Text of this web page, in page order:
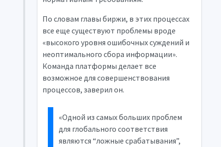
По словам главы биржи, в этих процессах
все еще существуют проблемы вроде
«высокого уровня ошибочных суждений и
неоптимального сбора информации».
Команда платформы делает все
возможное для совершенствования
процессов, заверил он.
«Одной из самых больших проблем
для глобального соответствия
являются “ложные срабатывания”,